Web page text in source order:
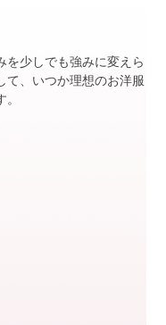
を少しでも強みに変えら
て、いつか理想のお洋服